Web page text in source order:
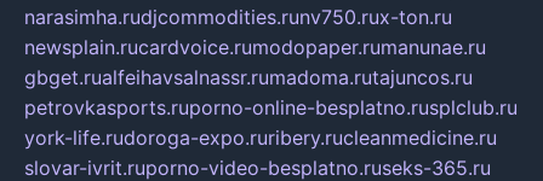
narasimha.rudjcommodities.runv750.rux-ton.ru
newsplain.rucardvoice.rumodopaper.rumanunae.ru
gbget.rualfeihavsalnassr.rumadoma.rutajuncos.ru
petrovkasports.ruporno-online-besplatno.rusplclub.ru
york-life.rudoroga-expo.ruribery.rucleanmedicine.ru
slovar-ivrit.ruporno-video-besplatno.ruseks-365.ru